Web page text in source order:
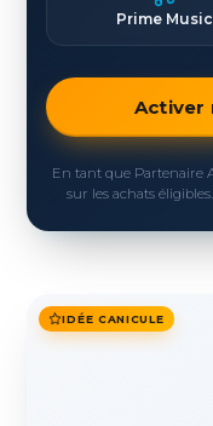
Prime Music
Activer
En tant que Partenaire
sur les achats
IDÉE CANICULE